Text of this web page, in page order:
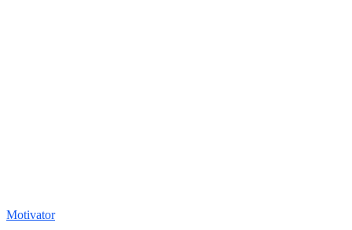
Motivator